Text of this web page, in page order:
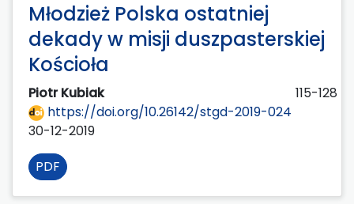
Młodzież Polska ostatniej
dekady w misji duszpasterskiej
Kościoła
Piotr Kubiak
115-128
https://doi.org/10.26142/stgd-2019-024
30-12-2019
PDF